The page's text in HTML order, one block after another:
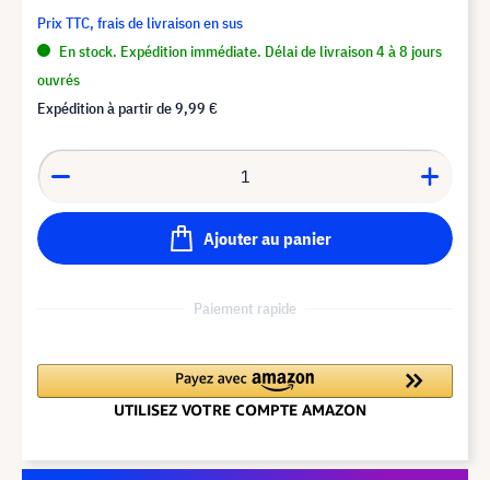
Prix TTC, frais de livraison en sus
En stock. Expédition immédiate. Délai de livraison 4 à 8 jours
ouvrés
Expédition à partir de9,99 €
Ajouter au panier
Paiement rapide